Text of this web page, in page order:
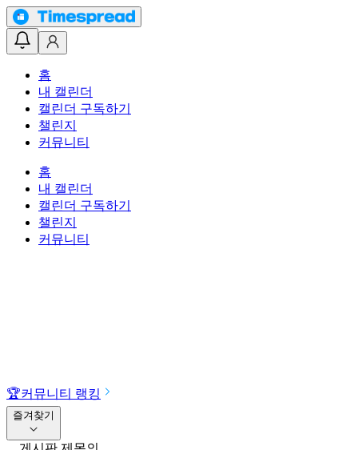
홈
내 캘린더
캘린더 구독하기
챌린지
커뮤니티
홈
내 캘린더
캘린더 구독하기
챌린지
커뮤니티
🏆커뮤니티 랭킹
즐겨찾기